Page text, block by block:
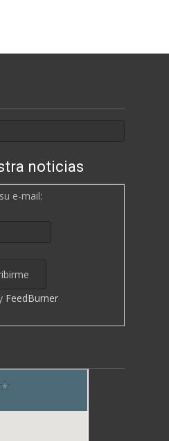
noticias
e-mail:
FeedBurner